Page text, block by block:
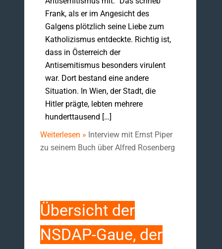
Frank, als er im Angesicht des
Galgens plötzlich seine Liebe zum
Katholizismus entdeckte. Richtig ist,
dass in Österreich der
Antisemitismus besonders virulent
war. Dort bestand eine andere
Situation. In Wien, der Stadt, die
Hitler prägte, lebten mehrere
hunderttausend […]
Weiterlesen » Interview mit Ernst Piper
zu seinem Buch über Alfred Rosenberg
Übersicht der
NSDAP-Gaue, der